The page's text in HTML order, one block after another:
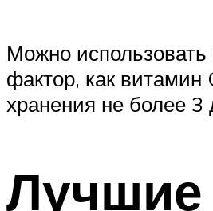
Можно использовать
фактор, как витамин
хранения не более 3
Лучшие